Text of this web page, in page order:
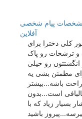
پیام شخصی
آفلاين
کلی دخترا برای
و ترشحات رو پاک
رو خیلی
مطمئن بشی یه
باشه...بیشتر
است...بدون
بسیار زیاد که با
باشید